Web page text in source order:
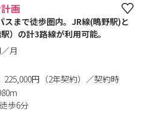
画
まで徒歩圏内。JR線(鴫野駅)と
）の計3路線が利用可能。
／月
225,000円（2年契約）／契約時
歩6分